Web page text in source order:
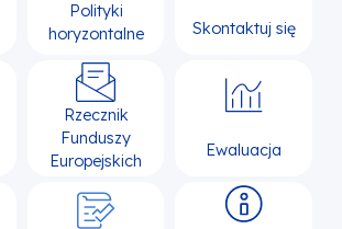
Polityki
horyzontalne
Skontaktuj się
Rzecznik
Funduszy
Europejskich
Ewaluacja